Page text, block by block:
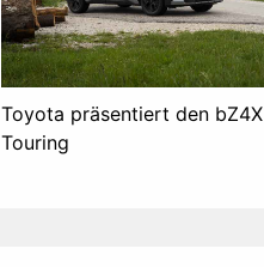
Toyota präsentiert den bZ4X
Touring